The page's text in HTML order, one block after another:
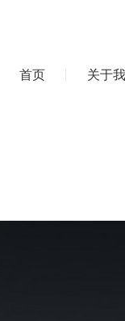
首页 关于